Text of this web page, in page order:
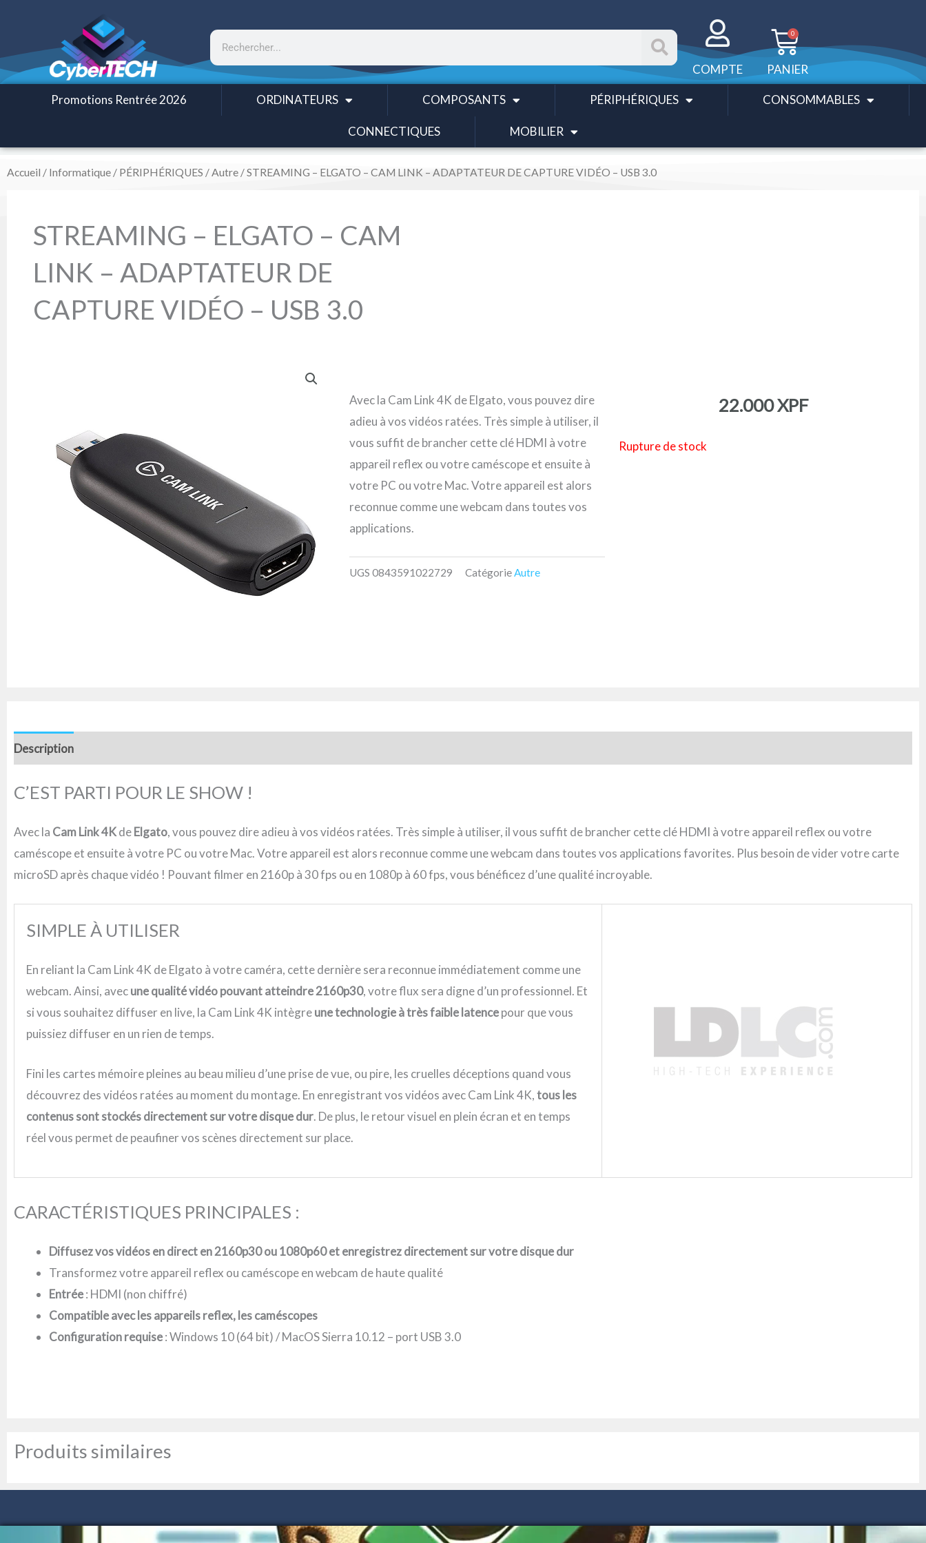
contenu
Rechercher
COMPTE
0
Panier
PANIER
Promotions Rentrée 2026 ORDINATEURS COMPOSANTS PÉRIPHÉRIQUES CONSOMMABLES
CONNECTIQUES MOBILIER
Accueil / Informatique / PÉRIPHÉRIQUES /Autre / STREAMING – ELGATO – CAM LINK – ADAPTATEUR DE CAPTURE VIDÉO – USB 3.0
STREAMING – ELGATO – CAM
LINK – ADAPTATEUR DE
CAPTURE VIDÉO – USB 3.0
Avec la Cam Link 4K de Elgato, vous pouvez dire
adieu à vos vidéos ratées. Très simple à utiliser, il
vous suffit de brancher cette clé HDMI à votre
appareil reflex ou votre caméscope et ensuite à
votre PC ou votre Mac. Votre appareil est alors
reconnue comme une webcam dans toutes vos
applications.
UGS 0843591022729 CatégorieAutre
22.000XPF
Rupture de stock
Description
C’EST PARTI POUR LE SHOW !
Avec la Cam Link 4KdeElgato, vous pouvez dire adieu à vos vidéos ratées. Très simple à utiliser, il vous suffit de brancher cette clé HDMI à votre appareil reflex ou votre
caméscope et ensuite à votre PC ou votre Mac. Votre appareil est alors reconnue comme une webcam dans toutes vos applications favorites. Plus besoin de vider votre carte
microSD après chaque vidéo ! Pouvant filmer en 2160p à 30 fps ou en 1080p à 60 fps, vous bénéficez d’une qualité incroyable.
SIMPLE À UTILISER
En reliant la Cam Link 4K de Elgato à votre caméra, cette dernière sera reconnue immédiatement comme une
webcam. Ainsi, avecune qualité vidéo pouvant atteindre 2160p30, votre flux sera digne d’un professionnel. Et
si vous souhaitez diffuser en live, la Cam Link 4K intègreune technologie à très faible latencepour que vous
puissiez diffuser en un rien de temps.
Fini les cartes mémoire pleines au beau milieu d’une prise de vue, ou pire, les cruelles déceptions quand vous
découvrez des vidéos ratées au moment du montage. En enregistrant vos vidéos avec Cam Link 4K,tous les
contenus sont stockés directement sur votre disque dur. De plus, le retour visuel en plein écran et en temps
réel vous permet de peaufiner vos scènes directement sur place.
CARACTÉRISTIQUES PRINCIPALES :
Diffusez vos vidéos en direct en 2160p30 ou 1080p60 et enregistrez directement sur votre disque dur
Transformez votre appareil reflex ou caméscope en webcam de haute qualité
Entrée: HDMI (non chiffré)
Compatible avec les appareils reflex, les caméscopes
Configuration requise: Windows 10 (64 bit) / MacOS Sierra 10.12 – port USB 3.0
Produits similaires
HORAIRES